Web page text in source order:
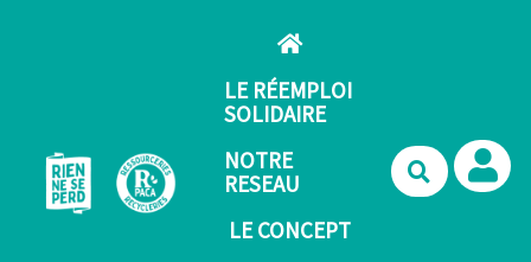
LE RÉEMPLOI
SOLIDAIRE
NOTRE
RESEAU
LE CONCEPT